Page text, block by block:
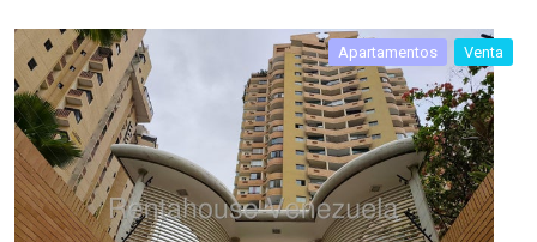
Apartamentos Venta